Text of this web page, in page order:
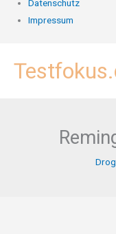
Datenschutz
Impressum
Inhalt